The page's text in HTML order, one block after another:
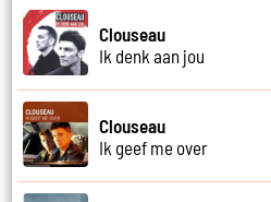
Clouseau
Ik denk aan jou
Clouseau
Ik geef me over